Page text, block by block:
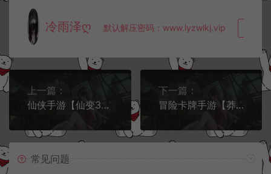
冷雨泽ღ 默认解压密码：www.lyzwlkj.vip
上一篇：
仙侠手游【仙变3】1月最新整理Linux手工服务端+GM后台+双区+安卓苹果双端
下一篇：
冒险卡牌手游【莽荒纪:起源】1月最新整理Win手工服务端+运营后台+CDK生成+授权物品后台+清包+安卓苹果双端
常见问题